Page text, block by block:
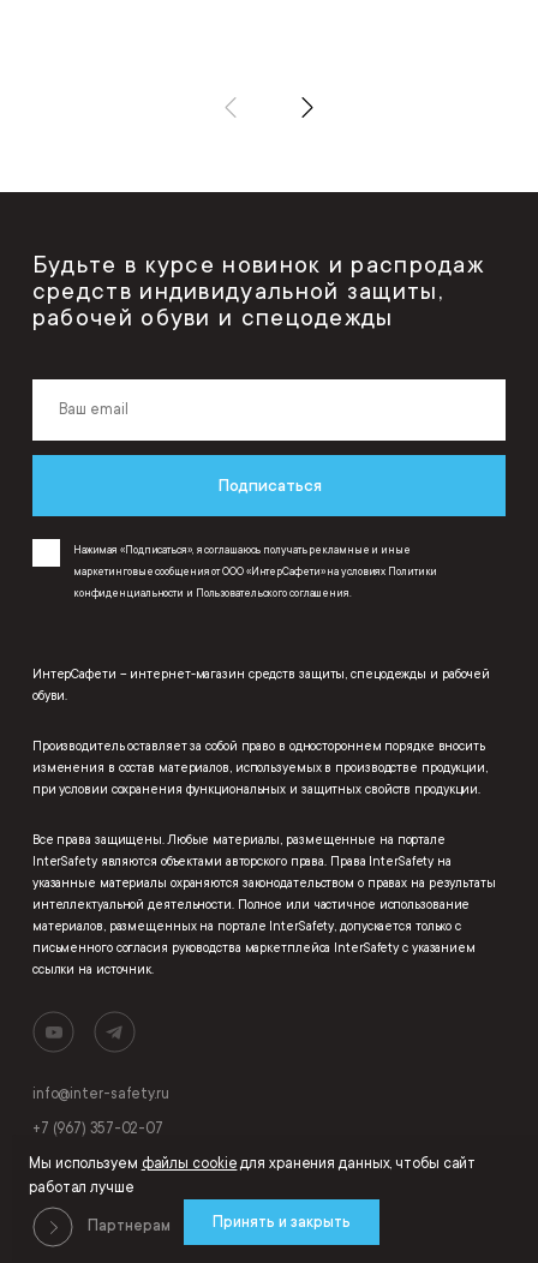
Будьте в курсе новинок и распродаж
средств индивидуальной защиты,
рабочей обуви и спецодежды
Подписаться
Нажимая «Подписаться», я соглашаюсь получать рекламные и иные
маркетинговые сообщения от ООО «ИнтерСафети» на условиях Политики
конфиденциальности и Пользовательского соглашения
ИнтерСафети – интернет-магазин средств защиты, спецодежды и рабочей
обуви.
Производитель оставляет за собой право в одностороннем порядке вносить
изменения в состав материалов, используемых в производстве продукции,
при условии сохранения функциональных и защитных свойств продукции.
Все права защищены. Любые материалы, размещенные на портале
InterSafety являются объектами авторского права. Права InterSafety на
указанные материалы охраняются законодательством о правах на результаты
интеллектуальной деятельности. Полное или частичное использование
материалов, размещенных на портале InterSafety, допускается только с
письменного согласия руководства маркетплейса InterSafety с указанием
ссылки на источник.
info@inter-safety.ru
+7 (967) 357-02-07
Партнерам
Мы используем файлы cookieдля хранения данных, чтобы сайт
работал лучше
Принять и закрыть